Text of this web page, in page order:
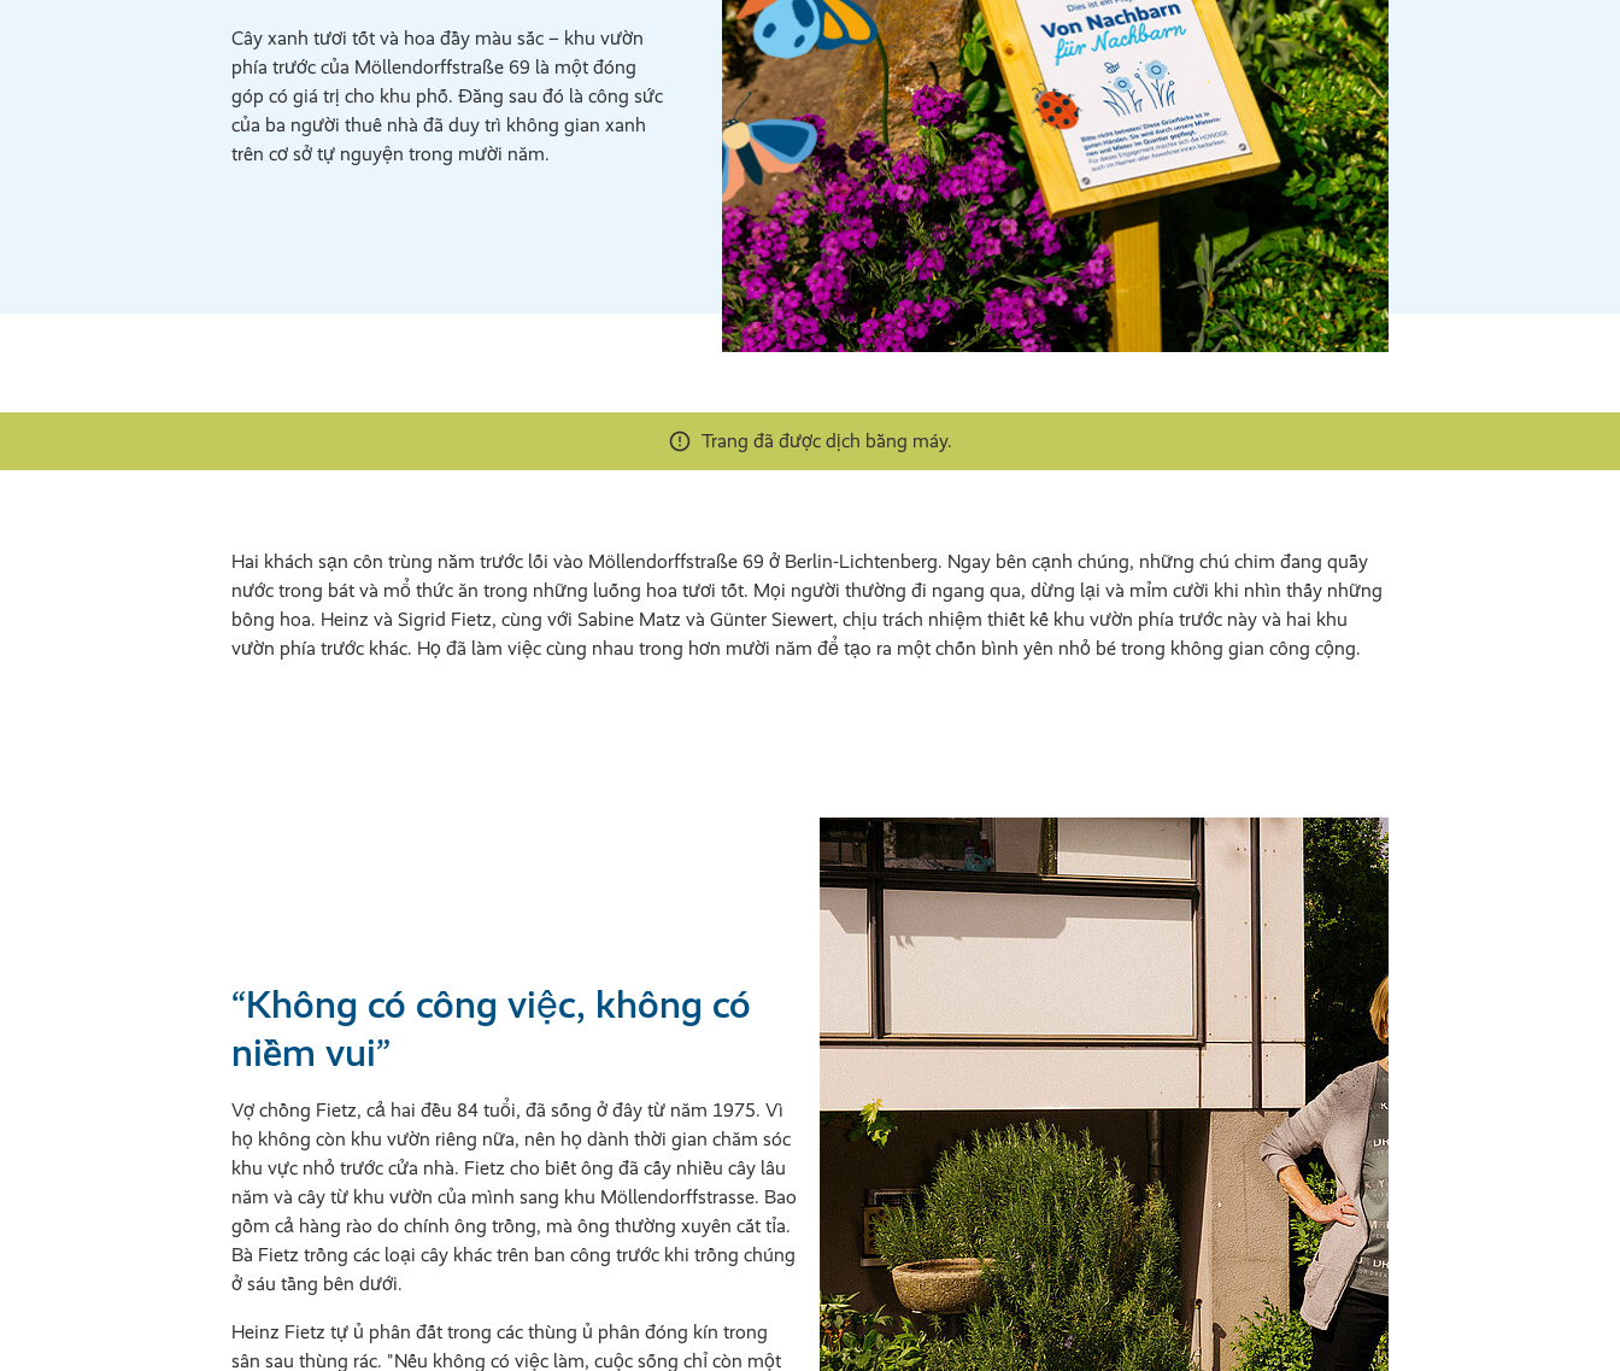
Cây xanh tươi tốt và hoa đầy màu sắc – khu vườn
phía trước của Möllendorffstraße 69 là một đóng
góp có giá trị cho khu phố. Đằng sau đó là công sức
của ba người thuê nhà đã duy trì không gian xanh
trên cơ sở tự nguyện trong mười năm.
Trang đã được dịch bằng máy.
Hai khách sạn côn trùng nằm trước lối vào Möllendorffstraße 69 ở Berlin-Lichtenberg. Ngay bên cạnh chúng, những chú chim đang quẫy
nước trong bát và mổ thức ăn trong những luống hoa tươi tốt. Mọi người thường đi ngang qua, dừng lại và mỉm cười khi nhìn thấy những
bông hoa. Heinz và Sigrid Fietz, cùng với Sabine Matz và Günter Siewert, chịu trách nhiệm thiết kế khu vườn phía trước này và hai khu
vườn phía trước khác. Họ đã làm việc cùng nhau trong hơn mười năm để tạo ra một chốn bình yên nhỏ bé trong không gian công cộng.
“Không có công việc, không có
niềm vui”
Vợ chồng Fietz, cả hai đều 84 tuổi, đã sống ở đây từ năm 1975. Vì
họ không còn khu vườn riêng nữa, nên họ dành thời gian chăm sóc
khu vực nhỏ trước cửa nhà. Fietz cho biết ông đã cấy nhiều cây lâu
năm và cây từ khu vườn của mình sang khu Möllendorffstrasse. Bao
gồm cả hàng rào do chính ông trồng, mà ông thường xuyên cắt tỉa.
Bà Fietz trồng các loại cây khác trên ban công trước khi trồng chúng
ở sáu tầng bên dưới.
Heinz Fietz tự ủ phân đất trong các thùng ủ phân đóng kín trong
sân sau thùng rác. "Nếu không có việc làm, cuộc sống chỉ còn một